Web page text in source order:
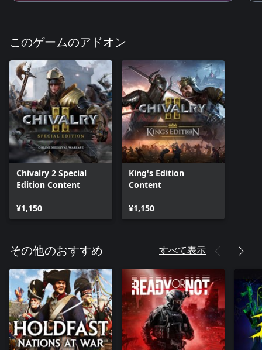
このゲームのアドオン
Chivalry 2 Special
Edition Content
¥1,150
King's Edition
Content
¥1,150
その他のおすすめ すべて表示